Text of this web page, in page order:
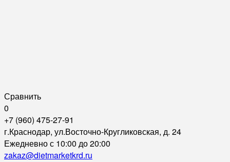
Сравнить
0
+7 (960) 475-27-91
г.Краснодар, ул.Восточно-Кругликовская, д. 24
Ежедневно с 10:00 до 20:00
zakaz@dietmarketkrd.ru